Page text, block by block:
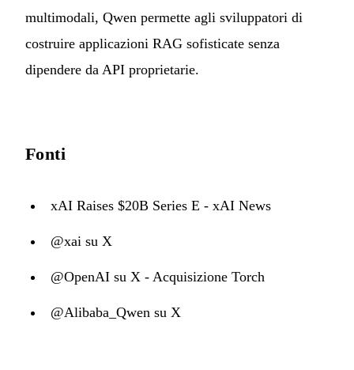
multimodali, Qwen permette agli sviluppatori di
costruire applicazioni RAG sofisticate senza
dipendere da API proprietarie.
Fonti
xAI Raises $20B Series E - xAI News
@xai su X
@OpenAI su X - Acquisizione Torch
@Alibaba_Qwen su X